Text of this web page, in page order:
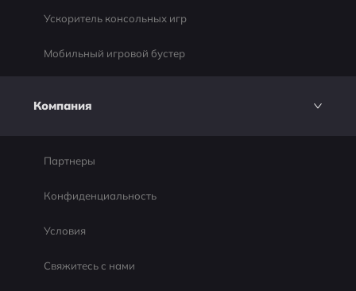
Ускоритель консольных игр
Мобильный игровой бустер
Компания
Партнеры
Конфиденциальность
Условия
Свяжитесь с нами